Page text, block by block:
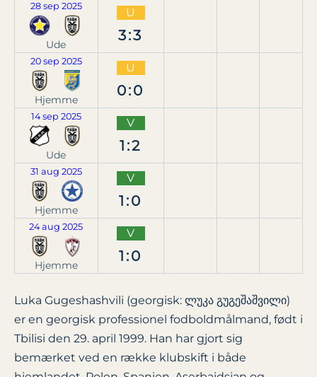
28 sep 2025
Ude
U
3:3
20 sep 2025
Hjemme
U
0:0
14 sep 2025
Ude
V
1:2
31 aug 2025
Hjemme
V
1:0
24 aug 2025
Hjemme
V
1:0
Luka Gugeshashvili (georgisk: ლუკა გუგეშაშვილი)
er en georgisk professionel fodboldmålmand, født i
Tbilisi den 29. april 1999. Han har gjort sig
bemærket ved en række klubskift i både